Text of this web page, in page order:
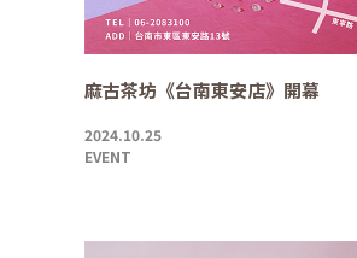
麻古茶坊《台南東安店》開幕
2024.10.25
EVENT